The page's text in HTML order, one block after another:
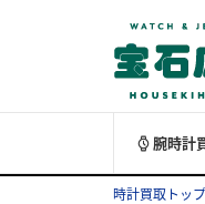
腕時計
時計買取トップ